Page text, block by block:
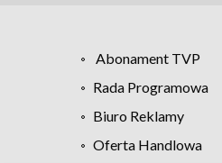
Abonament TVP
Rada Programowa
Biuro Reklamy
Oferta Handlowa